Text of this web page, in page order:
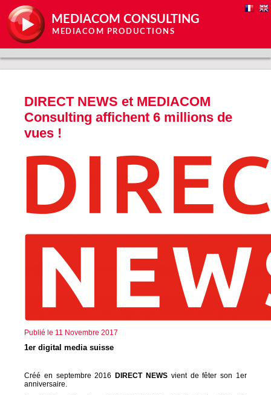
MEDIACOM CONSULTING
MEDIACOM PRODUCTIONS
DIRECT NEWS et MEDIACOM
Consulting affichent 6 millions de
vues !
Publié le 11 Novembre 2017
1er digital media suisse
Créé en septembre 2016 DIRECT NEWS vient de fêter son 1er
anniversaire.